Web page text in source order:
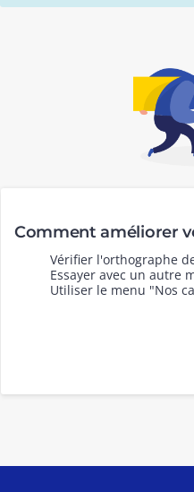
Comment améliorer
Vérifier l'orthographe
Essayer avec un autre
Utiliser le menu "Nos